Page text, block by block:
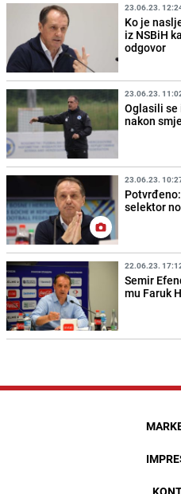
23.06.23.
Ko je
iz NSBiH
odgovor
23.06.23.
Oglasili se
nakon
23.06.23.
selektor
22.06.23.
Semir
mu Faruk